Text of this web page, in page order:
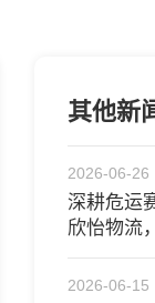
其他新
2026-06-26
深耕危运
欣怡物流
应链伙伴
2026-06-15